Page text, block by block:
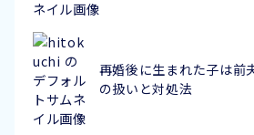
再婚後に生まれた子は前
の扱いと対処法